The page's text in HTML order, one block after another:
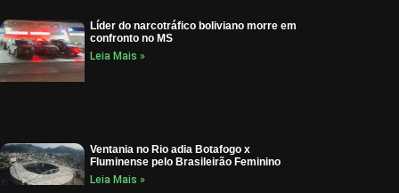
Líder do narcotráfico boliviano morre em
confronto no MS
Leia Mais »
Ventania no Rio adia Botafogo x
Fluminense pelo Brasileirão Feminino
Leia Mais »